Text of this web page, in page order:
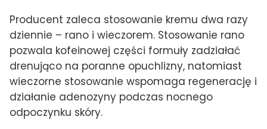
Producent zaleca stosowanie kremu dwa razy
dziennie – rano i wieczorem. Stosowanie rano
pozwala kofeinowej części formuły zadziałać
drenująco na poranne opuchlizny, natomiast
wieczorne stosowanie wspomaga regenerację i
działanie adenozyny podczas nocnego
odpoczynku skóry.